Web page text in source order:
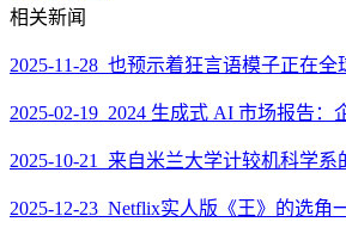
相关新闻
2025-11-28 也预示着狂言语模子正在全
2025-02-19 2024 生成式 AI 市场报告：
2025-10-21 来自米兰大学计较机科学系
2025-12-23 Netflix实人版《王》的选角